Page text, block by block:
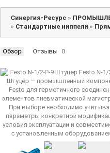
Синергия-Ресурс »
» Стандартные ниппели »
Обзор Отзывы 0